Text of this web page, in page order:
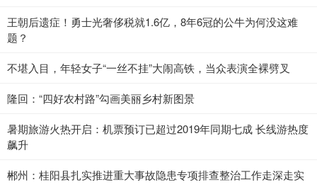
王朝后遗症！勇士光奢侈税就1.6亿，8年6冠的公牛为何没这难
题？
不堪入目，年轻女子“一丝不挂”大闹高铁，当众表演全裸劈叉
隆回：“四好农村路”勾画美丽乡村新图景
暑期旅游火热开启：机票预订已超过2019年同期七成 长线游热度
飙升
郴州：桂阳县扎实推进重大事故隐患专项排查整治工作走深走实